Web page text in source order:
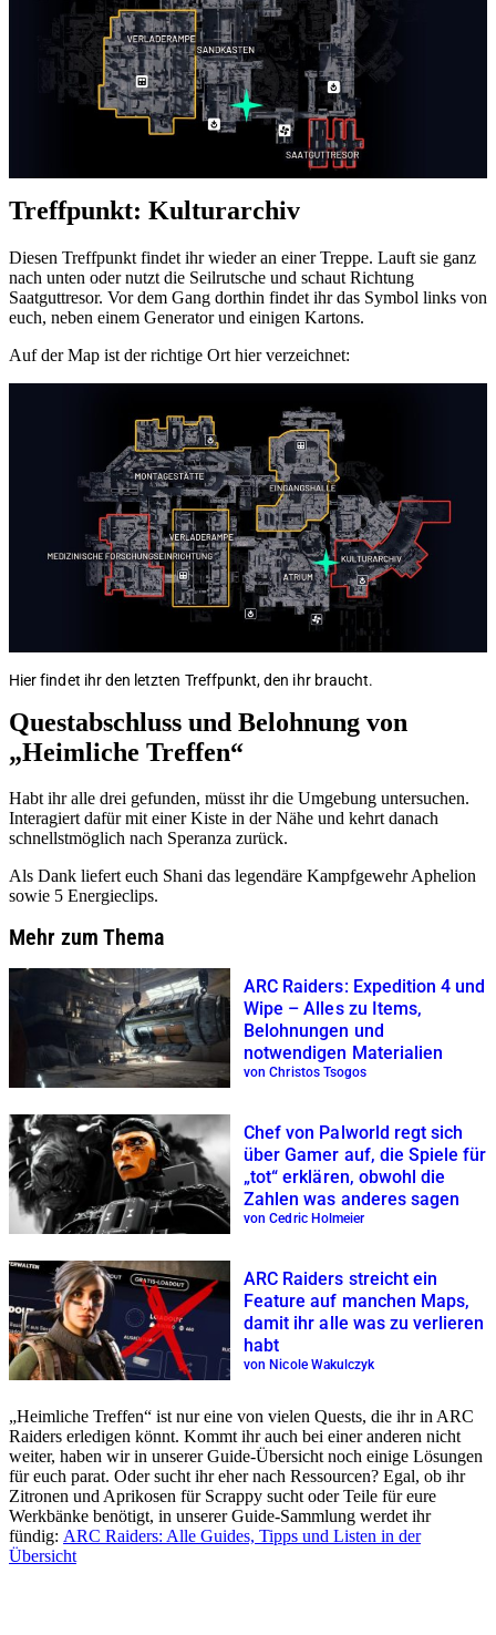
Treffpunkt: Kulturarchiv
Diesen Treffpunkt findet ihr wieder an einer Treppe. Lauft sie ganz
nach unten oder nutzt die Seilrutsche und schaut Richtung
Saatguttresor. Vor dem Gang dorthin findet ihr das Symbol links von
euch, neben einem Generator und einigen Kartons.
Auf der Map ist der richtige Ort hier verzeichnet:
Hier findet ihr den letzten Treffpunkt, den ihr braucht.
Questabschluss und Belohnung von
„Heimliche Treffen“
Habt ihr alle drei gefunden, müsst ihr die Umgebung untersuchen.
Interagiert dafür mit einer Kiste in der Nähe und kehrt danach
schnellstmöglich nach Speranza zurück.
Als Dank liefert euch Shani das legendäre Kampfgewehr Aphelion
sowie 5 Energieclips.
Mehr zum Thema
ARC Raiders: Expedition 4 und
Wipe – Alles zu Items,
Belohnungen und
notwendigen Materialien
von Christos Tsogos
Chef von Palworld regt sich
über Gamer auf, die Spiele für
„tot“ erklären, obwohl die
Zahlen was anderes sagen
von Cedric Holmeier
ARC Raiders streicht ein
Feature auf manchen Maps,
damit ihr alle was zu verlieren
habt
von Nicole Wakulczyk
„Heimliche Treffen“ ist nur eine von vielen Quests, die ihr in ARC
Raiders erledigen könnt. Kommt ihr auch bei einer anderen nicht
weiter, haben wir in unserer Guide-Übersicht noch einige Lösungen
für euch parat. Oder sucht ihr eher nach Ressourcen? Egal, ob ihr
Zitronen und Aprikosen für Scrappy sucht oder Teile für eure
Werkbänke benötigt, in unserer Guide-Sammlung werdet ihr
fündig: ARC Raiders: Alle Guides, Tipps und Listen in der
Übersicht